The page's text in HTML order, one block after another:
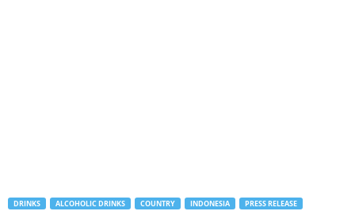
DRINKS ALCOHOLIC DRINKS COUNTRY INDONESIA PRESS RELEASE